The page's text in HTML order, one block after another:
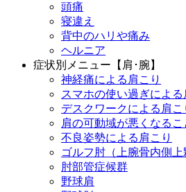
頭痛
寝違え
背中のハリや痛み
ヘルニア
症状別メニュー【肩･腕】
神経痛による肩こり
スマホの使い過ぎによる
デスクワークによる肩こ
肩の可動域が悪くなるこ
不良姿勢による肩こり
ゴルフ肘（上腕骨内側上
肘部管症候群
野球肩